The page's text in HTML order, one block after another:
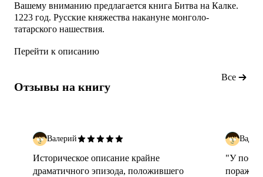
Вашему вниманию предлагается книга Битва на Калке.
1223 год. Русские княжества накануне монголо-
татарского нашествия.
Перейти к описанию
Отзывы на книгу
Все
Валерий
Историческое описание крайне
драматичного эпизода, положившего
Вадим
"У